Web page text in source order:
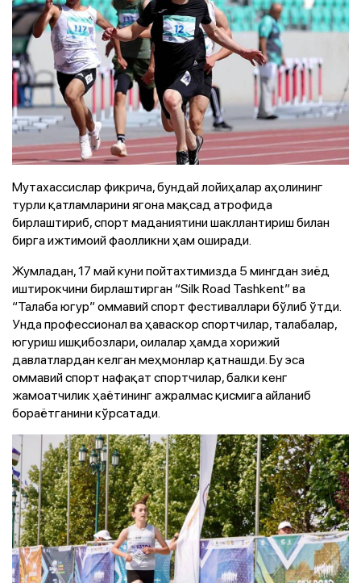
Мутахассислар фикрича, бундай лойиҳалар аҳолининг
турли қатламларини ягона мақсад атрофида
бирлаштириб, спорт маданиятини шакллантириш билан
бирга ижтимоий фаолликни ҳам оширади.
Жумладан, 17 май куни пойтахтимизда 5 мингдан зиёд
иштирокчини бирлаштирган “Silk Road Tashkent” ва
“Талаба югур” оммавий спорт фестиваллари бўлиб ўтди.
Унда профессионал ва ҳаваскор спортчилар, талабалар,
югуриш ишқибозлари, оилалар ҳамда хорижий
давлатлардан келган меҳмонлар қатнашди. Бу эса
оммавий спорт нафақат спортчилар, балки кенг
жамоатчилик ҳаётининг ажралмас қисмига айланиб
бораётганини кўрсатади.